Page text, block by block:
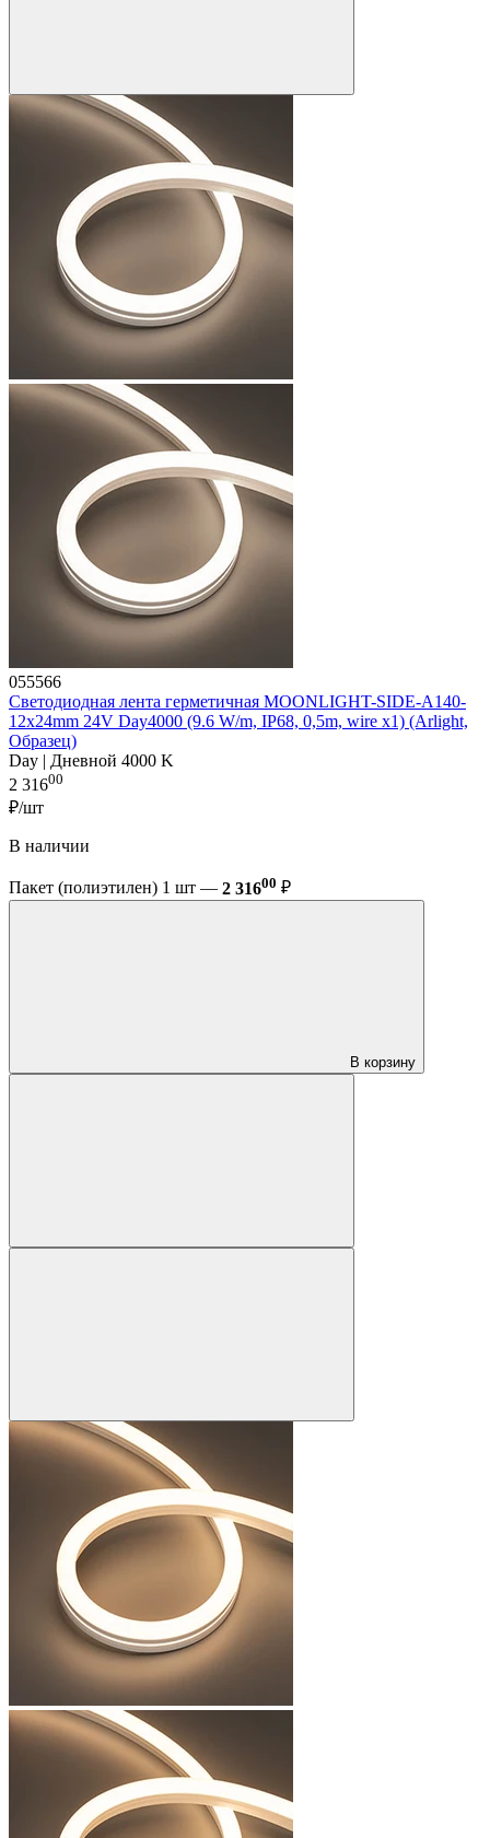
055566
Светодиодная лента герметичная MOONLIGHT-SIDE-A140-
12x24mm 24V Day4000 (9.6 W/m, IP68, 0,5m, wire x1) (Arlight,
Образец)
Day | Дневной 4000 K
2 31600
₽/шт
В наличии
Пакет (полиэтилен) 1 шт — 2 31600 ₽
В корзину